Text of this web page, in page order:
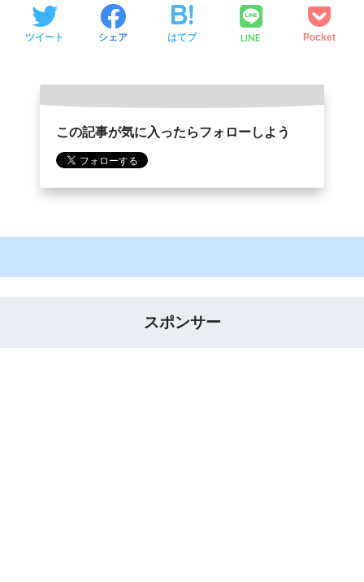
ツイート シェア はてブ LINE Pocket
この記事が気に入ったらフォローしよう
スポンサー